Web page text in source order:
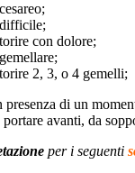
con dolore;
2, 3, o 4 gemelli;
di un
avanti, da
e per i seguenti